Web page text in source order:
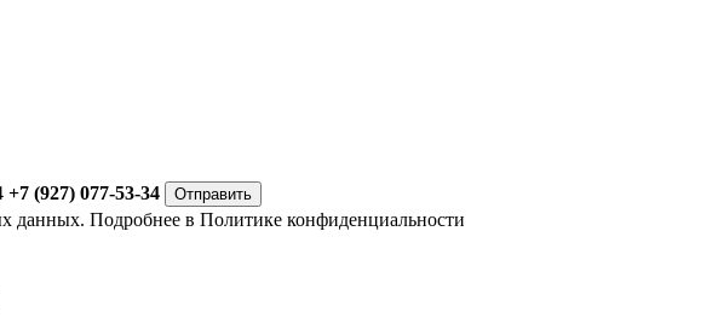
+7 (927) 077-53-34 Отправить
данных. Подробнее в Политике конфиденциальности